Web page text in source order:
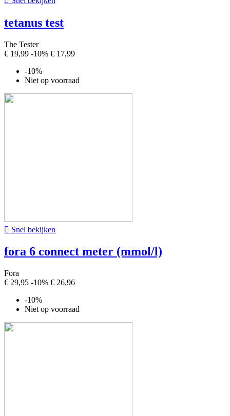
tetanus test
The Tester
€ 19,99 -10% € 17,99
-10%
Niet op voorraad
 Snel bekijken
fora 6 connect meter (mmol/l)
Fora
€ 29,95 -10% € 26,96
-10%
Niet op voorraad